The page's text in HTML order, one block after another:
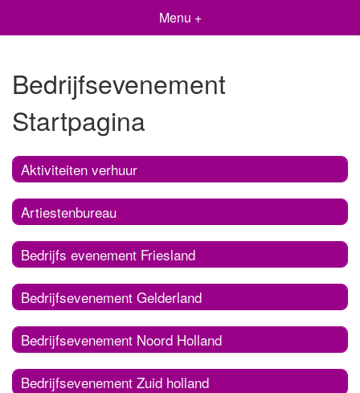
Menu +
Bedrijfsevenement
Startpagina
Aktiviteiten verhuur
Artiestenbureau
Bedrijfs evenement Friesland
Bedrijfsevenement Gelderland
Bedrijfsevenement Noord Holland
Bedrijfsevenement Zuid holland